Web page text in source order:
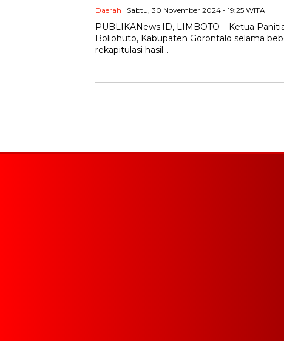
Daerah | Sabtu, 30 November 2024 - 19:25 WITA
PUBLIKANews.ID, LIMBOTO – Ketua
Boliohuto, Kabupaten Gorontalo selama
rekapitulasi hasil…